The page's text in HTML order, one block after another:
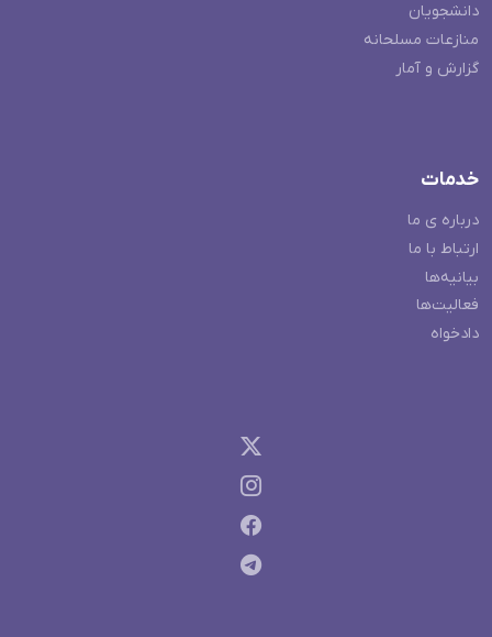
دانشجویان
منازعات مسلحانه
گزارش و آمار
خدمات
درباره ی ما
ارتباط با ما
بیانیه‌ها
فعالیت‌ها
دادخواه